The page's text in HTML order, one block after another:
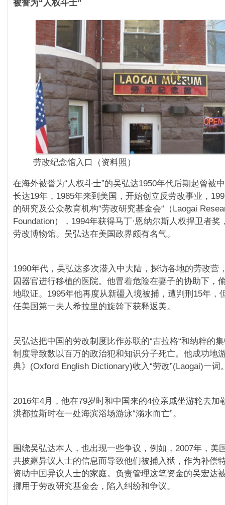
被誉为“人权斗士”
劳改纪念馆入口（资料照）
在海外被誉为“人权斗士”的吴弘达1950年代后期起曾被
长达19年，1985年来到美国，开始创立反劳改事业，
的研究及公众教育机构“劳改研究基金会“（Laogai
Foundation），1994年获得马丁·恩纳尔斯人权捍卫者奖
劳改博物馆。吴弘达在美国政界颇有名气。
1990年代，吴弘达多次潜入中大陆，探访各地的劳改营
囚器官进行移植的医院。他冒着危险在妻子的协助下，
地取证。1995年他再度从新疆入境被捕，遭判刑15年，
任美国第一夫人希拉里的旋斡下获释返美。
吴弘达把中国的劳改制度比作苏联的“古拉格“和纳粹的
制度导致数以百万的政治犯和知识分子死亡。他成功地
典》(Oxford English Dictionary)收入“劳改”(Laogai)一词
2016年4月，他在79岁时和中国来的4位亲戚坐游轮去加
洪都拉斯时在一处海滨浴场游泳“溺水而亡”。
围绕吴弘达本人，也出现一些争议，例如，2007年，美
共披露异议人士的信息而导致他们被捕入狱，作为补偿
资助中国异议人士的家庭。负责管理这笔资金的吴宏达
挪用于劳改研究基金会，陷入纠纷和争议。